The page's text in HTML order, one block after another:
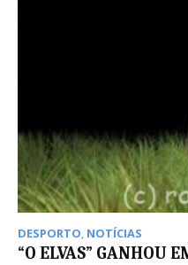
DESPORTO, NOTÍCIAS
“O ELVAS” GANHOU